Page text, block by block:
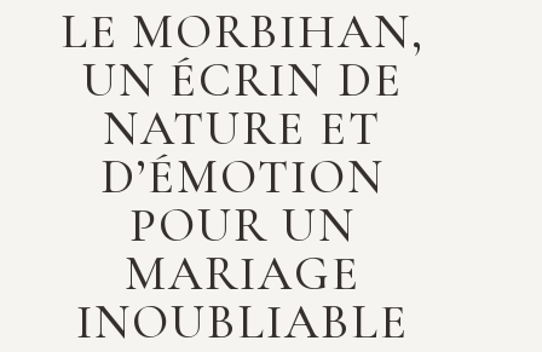
LE MORBIHAN,
UN ÉCRIN DE
NATURE ET
D’ÉMOTION
POUR UN
MARIAGE
INOUBLIABLE